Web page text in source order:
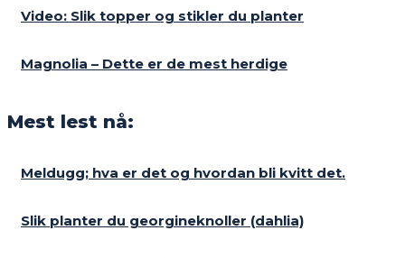
Video: Slik topper og stikler du planter
Magnolia – Dette er de mest herdige
Mest lest nå:
Meldugg; hva er det og hvordan bli kvitt det.
Slik planter du georgineknoller (dahlia)